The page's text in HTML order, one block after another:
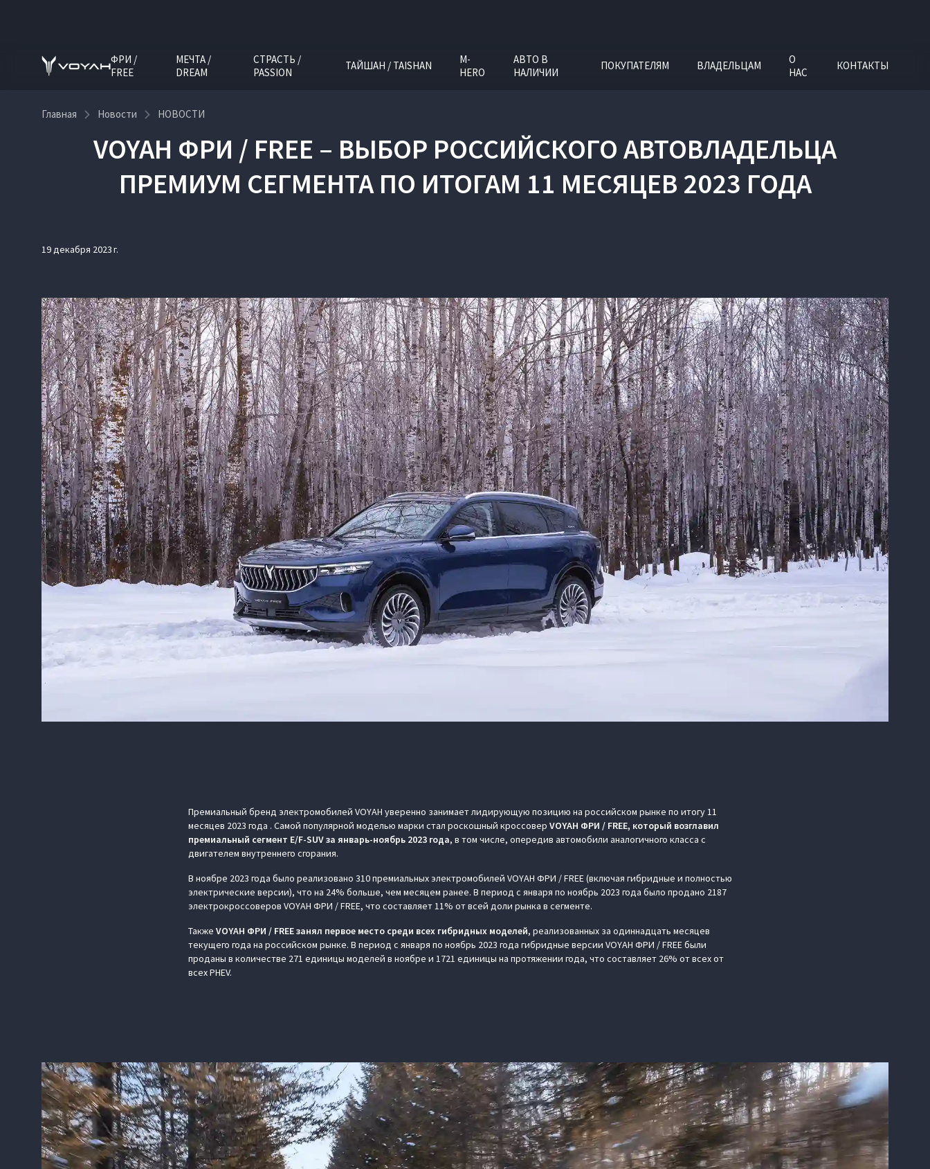
ФРИ /
FREE
МЕЧТА /
DREAM
СТРАСТЬ /
PASSION
ТАЙШАН / TAISHAN
M-
HERO
АВТО В
НАЛИЧИИ
ПОКУПАТЕЛЯМ ВЛАДЕЛЬЦАМ
О
НАС
КОНТАКТЫ
Главная Новости НОВОСТИ
VOYAH ФРИ / FREE – ВЫБОР РОССИЙСКОГО АВТОВЛАДЕЛЬЦА
ПРЕМИУМ СЕГМЕНТА ПО ИТОГАМ 11 МЕСЯЦЕВ 2023 ГОДА
19 декабря 2023 г.
Премиальный бренд электромобилей VOYAH уверенно занимает лидирующую позицию на российском рынке по итогу 11
месяцев 2023 года . Самой популярной моделью марки стал роскошный кроссовер VOYAH ФРИ / FREE, который возглавил
премиальный сегмент E/F-SUV за январь-ноябрь 2023 года, в том числе, опередив автомобили аналогичного класса с
двигателем внутреннего сгорания.
В ноябре 2023 года было реализовано 310 премиальных электромобилей VOYAH ФРИ / FREE (включая гибридные и полностью
электрические версии), что на 24% больше, чем месяцем ранее. В период с января по ноябрь 2023 года было продано 2187
электрокроссоверов VOYAH ФРИ / FREE, что составляет 11% от всей доли рынка в сегменте.
Также VOYAH ФРИ / FREE занял первое место среди всех гибридных моделей, реализованных за одиннадцать месяцев
текущего года на российском рынке. В период с января по ноябрь 2023 года гибридные версии VOYAH ФРИ / FREE были
проданы в количестве 271 единицы моделей в ноябре и 1721 единицы на протяжении года, что составляет 26% от всех от
всех PHEV.